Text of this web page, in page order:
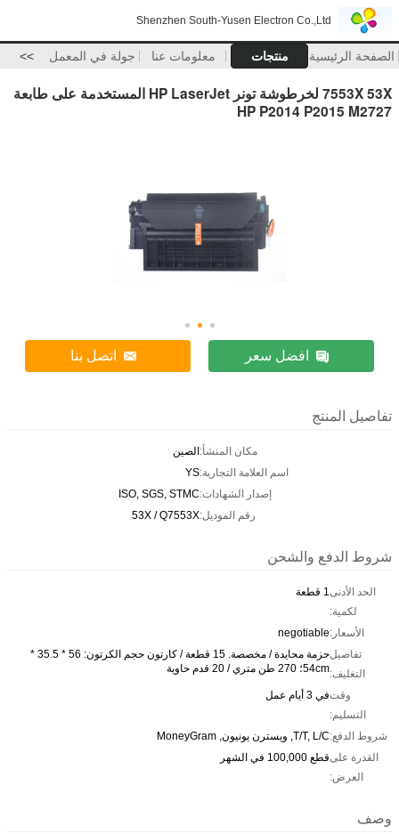
Shenzhen South-Yusen Electron Co.,Ltd
الصفحة الرئيسية منتجات معلومات عنا جولة في المعمل >>
7553X 53X لخرطوشة تونر HP LaserJet المستخدمة على طابعة
HP P2014 P2015 M2727
افضل سعر اتصل بنا
تفاصيل المنتج
مكان المنشأ:الصين
اسم العلامة التجارية:YS
إصدار الشهادات:ISO, SGS, STMC
رقم الموديل:53X / Q7553X
شروط الدفع والشحن
الحد الأدنى
لكمية:
1 قطعة
الأسعار:negotiable
تفاصيل
التغليف:
حزمة محايدة / مخصصة. 15 قطعة / كارتون حجم الكرتون: 56 * 35.5 *
54cm؛ 270 طن متري / 20 قدم حاوية
وقت
التسليم:
في 3 أيام عمل
شروط الدفع:T/T, L/C, ويسترن يونيون, MoneyGram
القدرة على
العرض:
قطع 100,000 في الشهر
وصف